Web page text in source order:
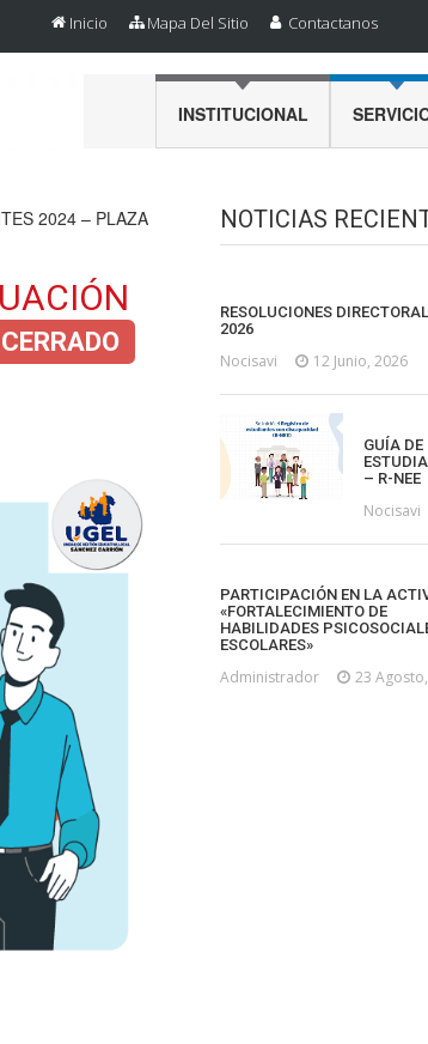
Inicio Mapa Del Sitio Contactanos
INSTITUCIONAL
2024 – PLAZA
CERRADO
NOTICIAS
RESOLUCIONES
2026
Nocisavi 12 Junio, 2026
GUÍA DE
– R-NEE
Nocisavi
PARTICIPACIÓN EN LA
«FORTALECIMIENTO DE
HABILIDADES
ESCOLARES»
Administrador 23